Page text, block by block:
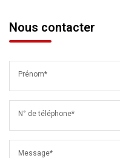
Nous contacter
Prénom*
N° de téléphone*
Message*